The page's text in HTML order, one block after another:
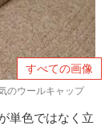
すべての画像
のウールキャップ
単色ではなく立